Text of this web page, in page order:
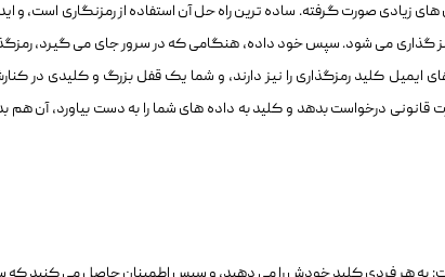
زیادی صورت گرفته. ساده ترین راه حل آن استفاده از رمزنگاری است، و
رمز گذاری می شود. سپس خود داده، هنگامی که در سرور جای می گیرد،
کلید رمزگذاری را نیز دارند، و شما یک قفل بزرگ و کلیدی در
قانونی درخواست بدهد و کلید به داده های شما را به دست بیاورد، آن هم